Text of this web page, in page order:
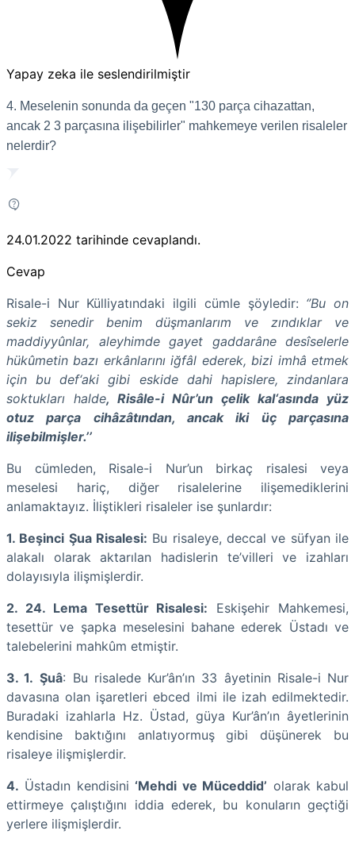
Yapay zeka ile seslendirilmiştir
4. Meselenin sonunda da geçen "130 parça cihazattan,
ancak 2 3 parçasına ilişebilirler" mahkemeye verilen risaleler
nelerdir?
24.01.2022 tarihinde cevaplandı.
Cevap
Risale-i Nur Külliyatındaki ilgili cümle şöyledir: ‘’Bu on
sekiz senedir benim düşmanlarım ve zındıklar ve
maddiyyûnlar, aleyhimde gayet gaddarâne desîselerle
hükûmetin bazı erkânlarını iğfâl ederek, bizi imhâ etmek
için bu def‘aki gibi eskide dahi hapislere, zindanlara
soktukları halde, Risâle-i Nûr’un çelik kal‘asında yüz
otuz parça cihâzâtından, ancak iki üç parçasına
ilişebilmişler.’’
Bu cümleden, Risale-i Nur’un birkaç risalesi veya
meselesi hariç, diğer risalelerine ilişemediklerini
anlamaktayız. İliştikleri risaleler ise şunlardır:
1. Beşinci Şua Risalesi: Bu risaleye, deccal ve süfyan ile
alakalı olarak aktarılan hadislerin te’villeri ve izahları
dolayısıyla ilişmişlerdir.
2. 24. Lema Tesettür Risalesi: Eskişehir Mahkemesi,
tesettür ve şapka meselesini bahane ederek Üstadı ve
talebelerini mahkûm etmiştir.
3. 1. Şuâ: Bu risalede Kur’ân’ın 33 âyetinin Risale-i Nur
davasına olan işaretleri ebced ilmi ile izah edilmektedir.
Buradaki izahlarla Hz. Üstad, güya Kur’ân’ın âyetlerinin
kendisine baktığını anlatıyormuş gibi düşünerek bu
risaleye ilişmişlerdir.
4. Üstadın kendisini ‘Mehdi ve Müceddid’ olarak kabul
ettirmeye çalıştığını iddia ederek, bu konuların geçtiği
yerlere ilişmişlerdir.